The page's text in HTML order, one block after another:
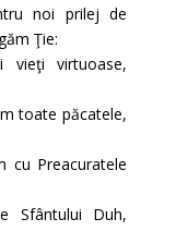
noi prilej de
Ţie:
vieţi virtuoase,
toate păcatele,
cu Preacu­ratele
Sfântului Duh,